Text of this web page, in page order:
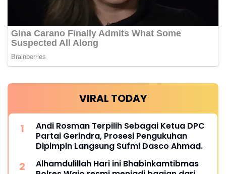
VIRAL TODAY
Andi Rosman Terpilih Sebagai Ketua DPC
Partai Gerindra, Prosesi Pengukuhan
Dipimpin Langsung Sufmi Dasco Ahmad.
Alhamdulillah Hari ini Bhabinkamtibmas